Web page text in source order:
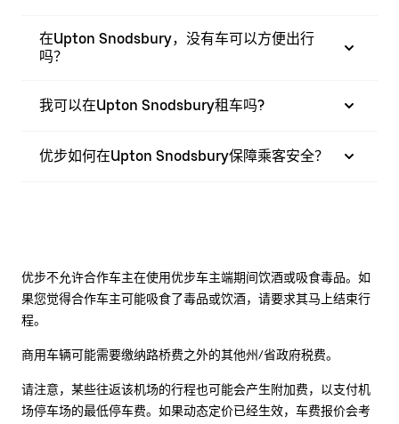
在Upton Snodsbury，没有车可以方便出行
吗？
我可以在Upton Snodsbury租车吗?
优步如何在Upton Snodsbury保障乘客安全？
优步不允许合作车主在使用优步车主端期间饮酒或吸食毒品。如
果您觉得合作车主可能吸食了毒品或饮酒，请要求其马上结束行
程。
商用车辆可能需要缴纳路桥费之外的其他州/省政府税费。
请注意，某些往返该机场的行程也可能会产生附加费，以支付机
场停车场的最低停车费。如果动态定价已经生效，车费报价会考